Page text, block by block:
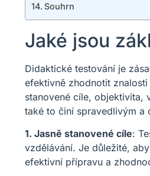
Souhrn
Jaké jsou
Didaktické testování je
efektivně zhodnotit
stanovené cíle, objektivita,
také to činí spravedlivým a
1. Jasně stanovené cíle:
vzdělávání. Je důležité,
efektivní přípravu a